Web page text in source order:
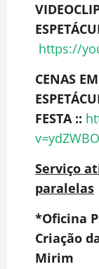
https://
CENAS
FESTA ::
Serviço
paralelas
*Oficina
Criação
Mirim